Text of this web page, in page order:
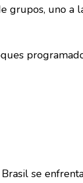
grupos, uno a
se